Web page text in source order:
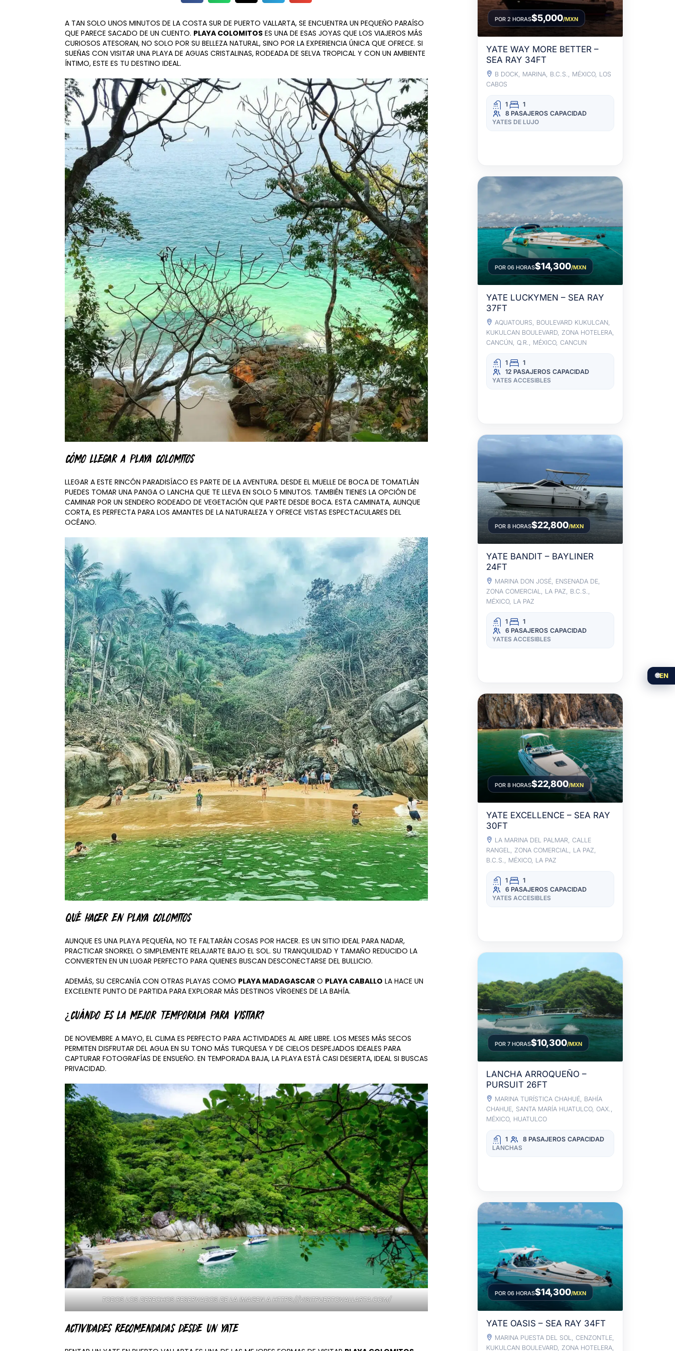
A TAN SOLO UNOS MINUTOS DE LA COSTA SUR DE PUERTO VALLARTA, SE ENCUENTRA UN PEQUEÑO PARAÍSO
QUE PARECE SACADO DE UN CUENTO. PLAYA COLOMITOS ES UNA DE ESAS JOYAS QUE LOS VIAJEROS MÁS
CURIOSOS ATESORAN, NO SOLO POR SU BELLEZA NATURAL, SINO POR LA EXPERIENCIA ÚNICA QUE OFRECE. SI
SUEÑAS CON VISITAR UNA PLAYA DE AGUAS CRISTALINAS, RODEADA DE SELVA TROPICAL Y CON UN AMBIENTE
ÍNTIMO, ESTE ES TU DESTINO IDEAL.
CÓMO LLEGAR A PLAYA COLOMITOS
LLEGAR A ESTE RINCÓN PARADISÍACO ES PARTE DE LA AVENTURA. DESDE EL MUELLE DE BOCA DE TOMATLÁN
PUEDES TOMAR UNA PANGA O LANCHA QUE TE LLEVA EN SOLO 5 MINUTOS. TAMBIÉN TIENES LA OPCIÓN DE
CAMINAR POR UN SENDERO RODEADO DE VEGETACIÓN QUE PARTE DESDE BOCA. ESTA CAMINATA, AUNQUE
CORTA, ES PERFECTA PARA LOS AMANTES DE LA NATURALEZA Y OFRECE VISTAS ESPECTACULARES DEL
OCÉANO.
QUÉ HACER EN PLAYA COLOMITOS
AUNQUE ES UNA PLAYA PEQUEÑA, NO TE FALTARÁN COSAS POR HACER. ES UN SITIO IDEAL PARA NADAR,
PRACTICAR SNORKEL O SIMPLEMENTE RELAJARTE BAJO EL SOL. SU TRANQUILIDAD Y TAMAÑO REDUCIDO LA
CONVIERTEN EN UN LUGAR PERFECTO PARA QUIENES BUSCAN DESCONECTARSE DEL BULLICIO.
ADEMÁS, SU CERCANÍA CON OTRAS PLAYAS COMO PLAYA MADAGASCAR O PLAYA CABALLO LA HACE UN
EXCELENTE PUNTO DE PARTIDA PARA EXPLORAR MÁS DESTINOS VÍRGENES DE LA BAHÍA.
¿CUÁNDO ES LA MEJOR TEMPORADA PARA VISITAR?
DE NOVIEMBRE A MAYO, EL CLIMA ES PERFECTO PARA ACTIVIDADES AL AIRE LIBRE. LOS MESES MÁS SECOS
PERMITEN DISFRUTAR DEL AGUA EN SU TONO MÁS TURQUESA Y DE CIELOS DESPEJADOS IDEALES PARA
CAPTURAR FOTOGRAFÍAS DE ENSUEÑO. EN TEMPORADA BAJA, LA PLAYA ESTÁ CASI DESIERTA, IDEAL SI BUSCAS
PRIVACIDAD.
TODOS LOS DERECHOS RESERVADOS DE LA IMAGEN A HTTPS://VISITPUERTOVALLARTA.COM/
ACTIVIDADES RECOMENDADAS DESDE UN YATE
POR 2 HORAS$5,000/MXN
YATE WAY MORE BETTER –
SEA RAY 34FT
B DOCK, MARINA, B.C.S., MÉXICO, LOS
CABOS
1
1
8 PASAJEROS CAPACIDAD
YATES DE LUJO
POR 06 HORAS$14,300/MXN
YATE LUCKYMEN – SEA RAY
37FT
AQUATOURS, BOULEVARD KUKULCAN,
KUKULCAN BOULEVARD, ZONA HOTELERA,
CANCÚN, Q.R., MÉXICO, CANCUN
1
1
12 PASAJEROS CAPACIDAD
YATES ACCESIBLES
POR 8 HORAS$22,800/MXN
YATE BANDIT – BAYLINER
24FT
MARINA DON JOSÉ, ENSENADA DE,
ZONA COMERCIAL, LA PAZ, B.C.S.,
MÉXICO, LA PAZ
1
1
6 PASAJEROS CAPACIDAD
YATES ACCESIBLES
POR 8 HORAS$22,800/MXN
YATE EXCELLENCE – SEA RAY
30FT
LA MARINA DEL PALMAR, CALLE
RANGEL, ZONA COMERCIAL, LA PAZ,
B.C.S., MÉXICO, LA PAZ
1
1
6 PASAJEROS CAPACIDAD
YATES ACCESIBLES
POR 7 HORAS$10,300/MXN
LANCHA ARROQUEÑO –
PURSUIT 26FT
MARINA TURÍSTICA CHAHUÉ, BAHÍA
CHAHUE, SANTA MARÍA HUATULCO, OAX.,
MÉXICO, HUATULCO
1 8 PASAJEROS CAPACIDAD
LANCHAS
POR 06 HORAS$14,300/MXN
YATE OASIS – SEA RAY 34FT
MARINA PUESTA DEL SOL, CENZONTLE,
KUKULCAN BOULEVARD, ZONA HOTELERA,
🌐EN